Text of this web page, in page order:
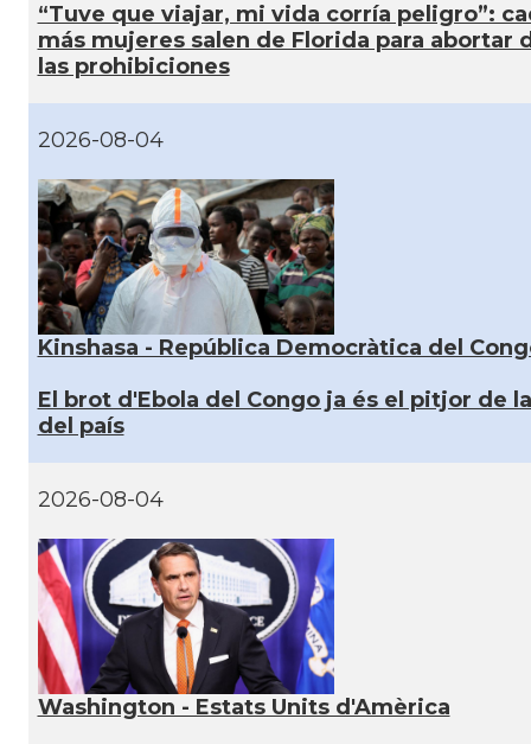
“Tuve que viajar, mi vida corría peligro”:
más mujeres salen de Florida para abortar
las prohibiciones
2026-08-04
Kinshasa - República Democràtica del
El brot d'Ebola del Congo ja és el pitjor de
del país
2026-08-04
Washington - Estats Units d'Amèrica